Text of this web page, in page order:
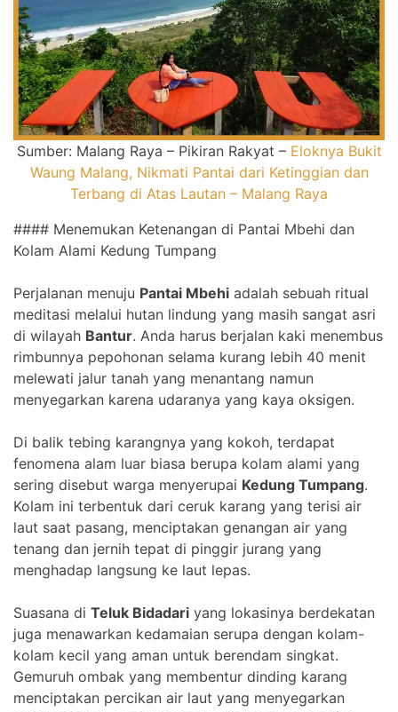
Sumber: Malang Raya – Pikiran Rakyat – Eloknya Bukit
Waung Malang, Nikmati Pantai dari Ketinggian dan
Terbang di Atas Lautan – Malang Raya
#### Menemukan Ketenangan di Pantai Mbehi dan
Kolam Alami Kedung Tumpang
Perjalanan menuju Pantai Mbehi adalah sebuah ritual
meditasi melalui hutan lindung yang masih sangat asri
di wilayah Bantur. Anda harus berjalan kaki menembus
rimbunnya pepohonan selama kurang lebih 40 menit
melewati jalur tanah yang menantang namun
menyegarkan karena udaranya yang kaya oksigen.
Di balik tebing karangnya yang kokoh, terdapat
fenomena alam luar biasa berupa kolam alami yang
sering disebut warga menyerupai Kedung Tumpang.
Kolam ini terbentuk dari ceruk karang yang terisi air
laut saat pasang, menciptakan genangan air yang
tenang dan jernih tepat di pinggir jurang yang
menghadap langsung ke laut lepas.
Suasana di Teluk Bidadari yang lokasinya berdekatan
juga menawarkan kedamaian serupa dengan kolam-
kolam kecil yang aman untuk berendam singkat.
Gemuruh ombak yang membentur dinding karang
menciptakan percikan air laut yang menyegarkan